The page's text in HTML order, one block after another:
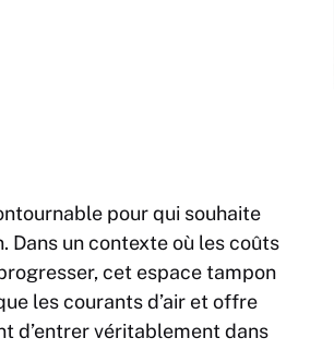
pour qui souhaite
Dans un contexte où les coûts
cet espace tampon
les courants d’air et offre
d’entrer véritablement dans